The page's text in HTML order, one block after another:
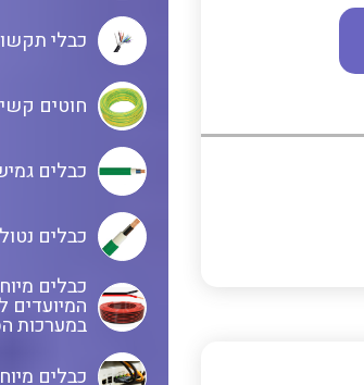
כבלי
חוטים
כבלים
כבלים
כבלים
המיועדים
במערכות
כבלים